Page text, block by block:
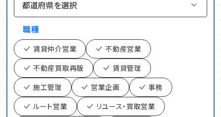
職種
賃貸仲介営業
不動産営業
不動産買取再販
賃貸管理
施工管理
営業企画
事務
ルート営業
リユース・買取営業